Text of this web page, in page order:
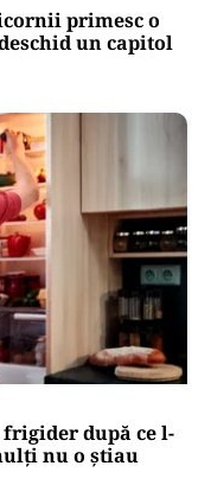
primesc o
un capitol
după ce l-
nu o știau